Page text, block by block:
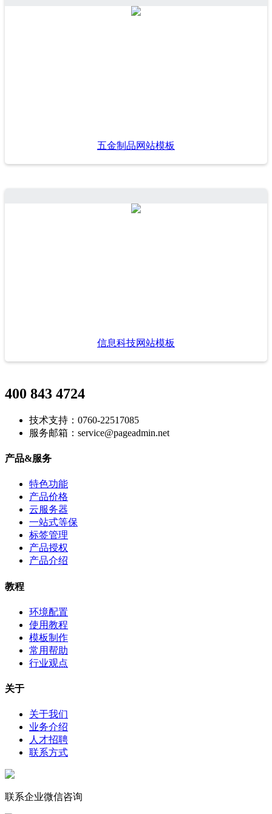
五金制品网站模板
信息科技网站模板
400 843 4724
技术支持：0760-22517085
服务邮箱：service@pageadmin.net
产品&服务
特色功能
产品价格
云服务器
一站式等保
标签管理
产品授权
产品介绍
教程
环境配置
使用教程
模板制作
常用帮助
行业观点
关于
关于我们
业务介绍
人才招聘
联系方式
联系企业微信咨询